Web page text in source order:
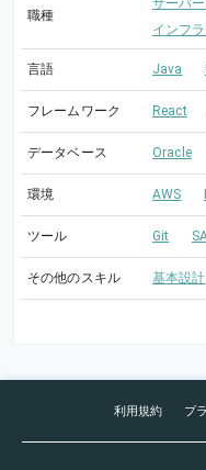
職種
サーバ
インフ
言語 Java
フレームワーク React
データベース Oracle
環境 AWS
ツール Git
その他のスキル 基本設計
利用規約 プ